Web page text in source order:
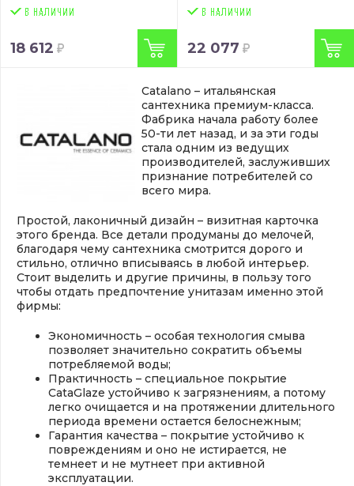
18 612 22 077
Catalano – итальянская
сантехника премиум-класса.
Фабрика начала работу более
50-ти лет назад, и за эти годы
стала одним из ведущих
производителей, заслуживших
признание потребителей со
всего мира.
Простой, лаконичный дизайн – визитная карточка
этого бренда. Все детали продуманы до мелочей,
благодаря чему сантехника смотрится дорого и
стильно, отлично вписываясь в любой интерьер.
Стоит выделить и другие причины, в пользу того
чтобы отдать предпочтение унитазам именно этой
фирмы:
Экономичность – особая технология смыва
позволяет значительно сократить объемы
потребляемой воды;
Практичность – специальное покрытие
CataGlaze устойчиво к загрязнениям, а потому
легко очищается и на протяжении длительного
периода времени остается белоснежным;
Гарантия качества – покрытие устойчиво к
повреждениям и оно не истирается, не
темнеет и не мутнеет при активной
эксплуатации.